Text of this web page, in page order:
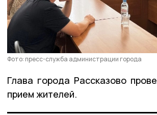
Фото: пресс-служба администрации города
Глава города Рассказово
прием жителей.